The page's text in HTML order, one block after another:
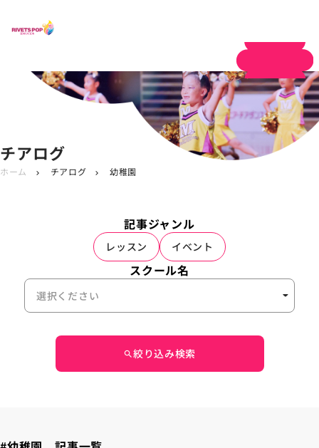
チアログ
ホーム chevron_right チアログ chevron_right 幼稚園
記事ジャンル
レッスン イベント
スクール名
search絞り込み検索